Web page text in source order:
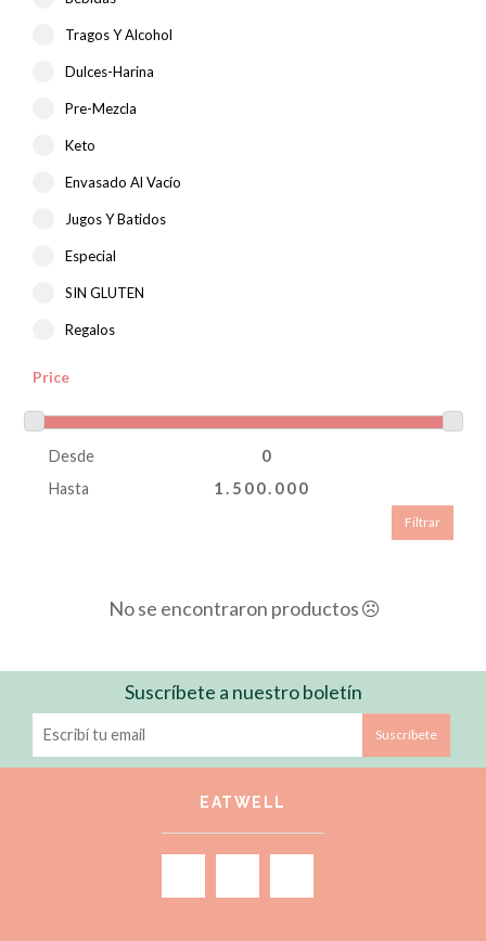
Tragos Y Alcohol
Dulces-Harina
Pre-Mezcla
Keto
Envasado Al Vacío
Jugos Y Batidos
Especial
SIN GLUTEN
Regalos
Price
Desde
Hasta
Filtrar
No se encontraron productos
Suscríbete a nuestro boletín
Suscríbete
EATWELL